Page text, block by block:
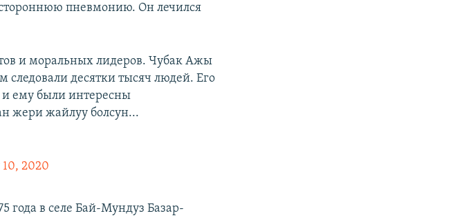
пневмонию. Он лечился
и моральных лидеров. Чубак Ажы
следовали десятки тысяч людей. Его
и ему были интересны
жери жайлуу болсун...
10, 2020
года в селе Бай-Мундуз Базар-